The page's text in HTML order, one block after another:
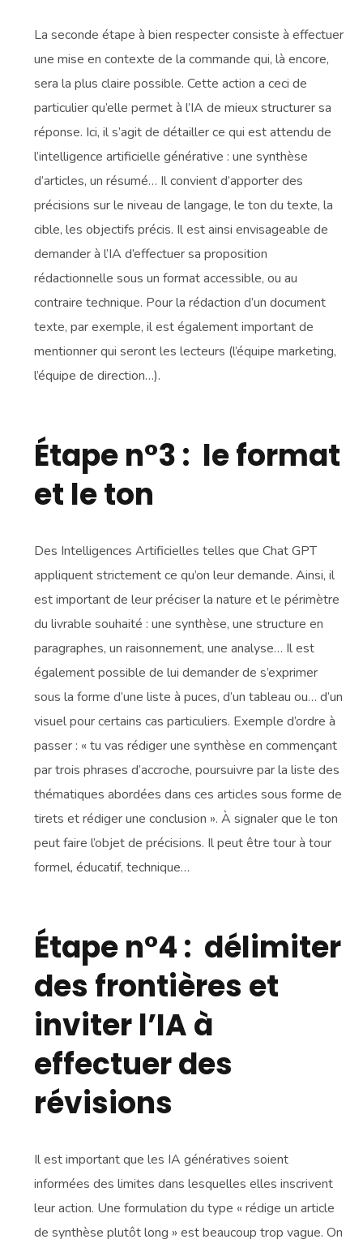
La seconde étape à bien respecter consiste à effectuer
une mise en contexte de la commande qui, là encore,
sera la plus claire possible. Cette action a ceci de
particulier qu’elle permet à l’IA de mieux structurer sa
réponse. Ici, il s’agit de détailler ce qui est attendu de
l’intelligence artificielle générative : une synthèse
d’articles, un résumé… Il convient d’apporter des
précisions sur le niveau de langage, le ton du texte, la
cible, les objectifs précis. Il est ainsi envisageable de
demander à l’IA d’effectuer sa proposition
rédactionnelle sous un format accessible, ou au
contraire technique. Pour la rédaction d’un document
texte, par exemple, il est également important de
mentionner qui seront les lecteurs (l’équipe marketing,
l’équipe de direction…).
Étape n°3 : le format
et le ton
Des Intelligences Artificielles telles que Chat GPT
appliquent strictement ce qu’on leur demande. Ainsi, il
est important de leur préciser la nature et le périmètre
du livrable souhaité : une synthèse, une structure en
paragraphes, un raisonnement, une analyse… Il est
également possible de lui demander de s’exprimer
sous la forme d’une liste à puces, d’un tableau ou… d’un
visuel pour certains cas particuliers. Exemple d’ordre à
passer : « tu vas rédiger une synthèse en commençant
par trois phrases d’accroche, poursuivre par la liste des
thématiques abordées dans ces articles sous forme de
tirets et rédiger une conclusion ». À signaler que le ton
peut faire l’objet de précisions. Il peut être tour à tour
formel, éducatif, technique…
Étape n°4 : délimiter
des frontières et
inviter l’IA à
effectuer des
révisions
Il est important que les IA génératives soient
informées des limites dans lesquelles elles inscrivent
leur action. Une formulation du type « rédige un article
de synthèse plutôt long » est beaucoup trop vague. On